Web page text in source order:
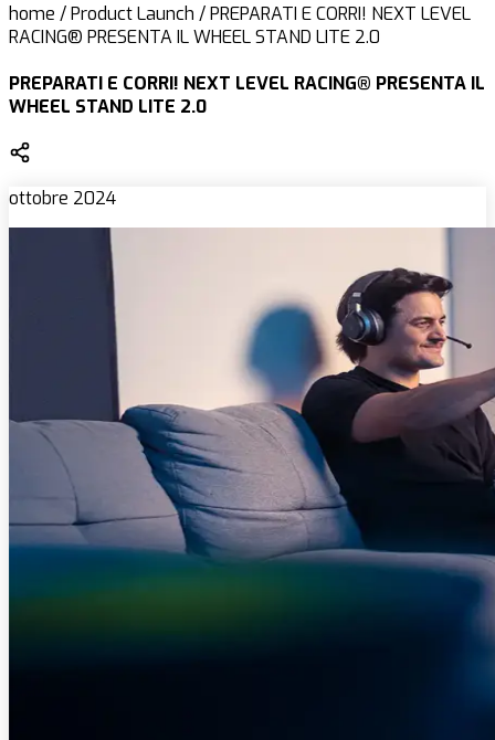
home /Product Launch /PREPARATI E CORRI! NEXT LEVEL
RACING® PRESENTA IL WHEEL STAND LITE 2.0
PREPARATI E CORRI! NEXT LEVEL RACING® PRESENTA IL
WHEEL STAND LITE 2.0
ottobre 2024